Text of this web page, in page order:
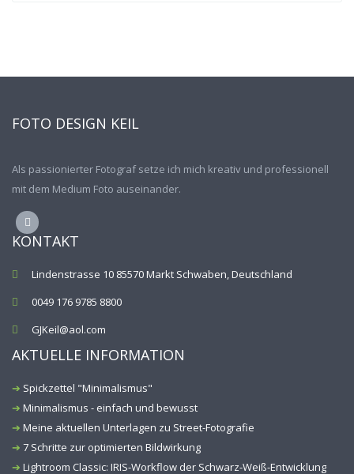
FOTO DESIGN KEIL
Als passionierter Fotograf setze ich mich kreativ und professionell
mit dem Medium Foto auseinander.
KONTAKT
Lindenstrasse 10 85570 Markt Schwaben, Deutschland
0049 176 9785 8800
GJKeil@aol.com
AKTUELLE INFORMATION
Spickzettel "Minimalismus"
Minimalismus - einfach und bewusst
Meine aktuellen Unterlagen zu Street-Fotografie
7 Schritte zur optimierten Bildwirkung
Lightroom Classic: IRIS-Workflow der Schwarz-Weiß-Entwicklung